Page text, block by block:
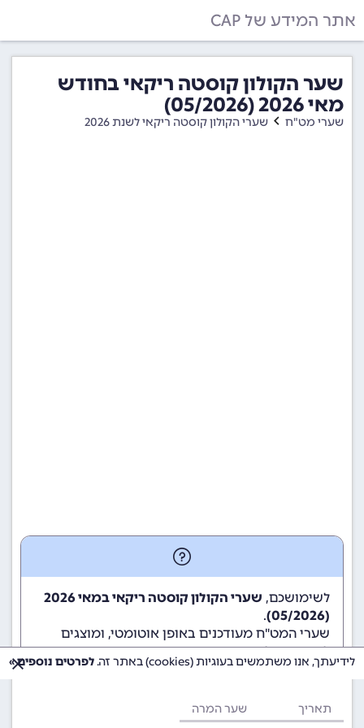
אתר המידע של CAP
שער הקולון קוסטה ריקאי בחודש
מאי 2026 (05/2026)
שערי מט"ח שערי הקולון קוסטה ריקאי לשנת 2026
לשימושכם,
שערי הקולון קוסטה ריקאי במאי 2026
(05/2026)
.
שערי המט"ח מעודכנים באופן אוטומטי, ומוצגים
לשימוש גולשי ומשתמשי האתר.
תאריך שער המרה
לידיעתך, אנו משתמשים בעוגיות (cookies) באתר זה. לפרטים נוספים »